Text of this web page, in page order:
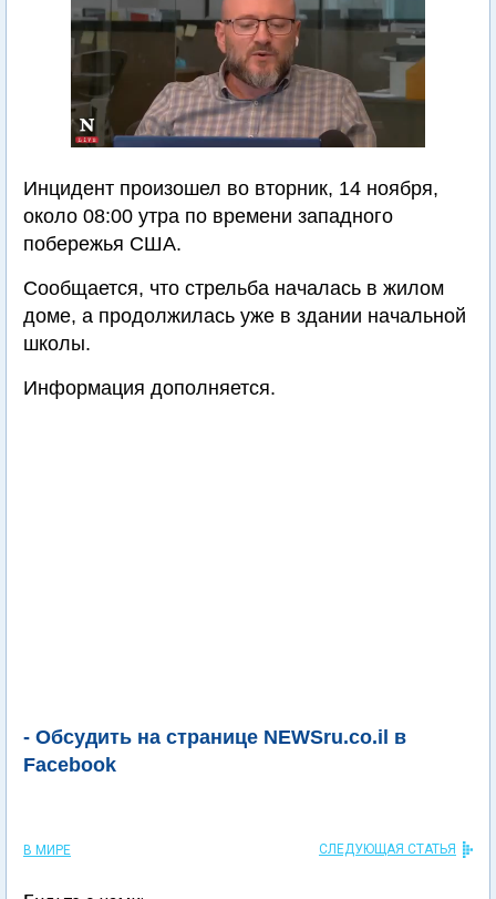
Инцидент произошел во вторник, 14 ноября,
около 08:00 утра по времени западного
побережья США.
Сообщается, что стрельба началась в жилом
доме, а продолжилась уже в здании начальной
школы.
Информация дополняется.
- Обсудить на странице NEWSru.co.il в
Facebook
В МИРЕ СЛЕДУЮЩАЯ СТАТЬЯ